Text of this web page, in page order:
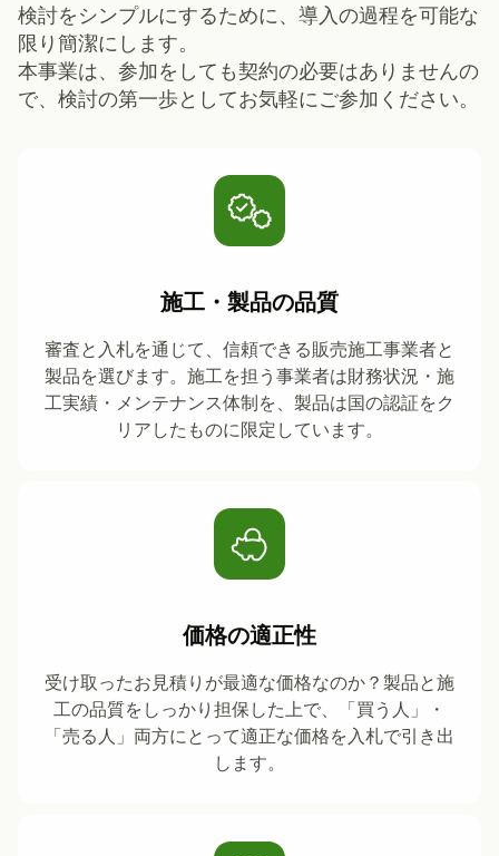
検討をシンプルにするために、導入の過程を可能な
限り簡潔にします。
本事業は、参加をしても契約の必要はありませんの
で、検討の第一歩としてお気軽にご参加ください。
施工・製品の品質
審査と入札を通じて、信頼できる販売施工事業者と
製品を選びます。施工を担う事業者は財務状況・施
工実績・メンテナンス体制を、製品は国の認証をク
リアしたものに限定しています。
価格の適正性
受け取ったお見積りが最適な価格なのか？製品と施
工の品質をしっかり担保した上で、「買う人」・
「売る人」両方にとって適正な価格を入札で引き出
します。